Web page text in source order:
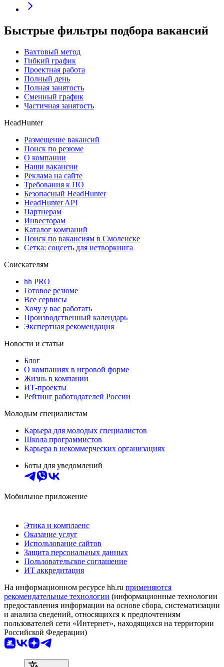
Быстрые фильтры подбора вакансий
Вахтовый метод
Гибкий график
Проектная работа
Полный день
Полная занятость
Сменный график
Частичная занятость
HeadHunter
Размещение вакансий
Поиск по резюме
О компании
Наши вакансии
Реклама на сайте
Требования к ПО
Безопасный HeadHunter
HeadHunter API
Партнерам
Инвесторам
Каталог компаний
Поиск по вакансиям в Смоленске
Сетка: соцсеть для нетворкинга
Соискателям
hh PRO
Готовое резюме
Все сервисы
Хочу у вас работать
Производственный календарь
Экспертная рекомендация
Новости и статьи
Блог
О компаниях в игровой форме
Жизнь в компании
ИТ-проекты
Рейтинг работодателей России
Молодым специалистам
Карьера для молодых специалистов
Школа программистов
Карьера в некоммерческих организациях
Боты для уведомлений
Мобильное приложение
Этика и комплаенс
Оказание услуг
Использование сайтов
Защита персональных данных
Пользовательское соглашение
ИТ аккредитация
На информационном ресурсе hh.ru применяются
рекомендательные технологии (информационные технологии
предоставления информации на основе сбора, систематизации
и анализа сведений, относящихся к предпочтениям
пользователей сети «Интернет», находящихся на территории
Российской Федерации)